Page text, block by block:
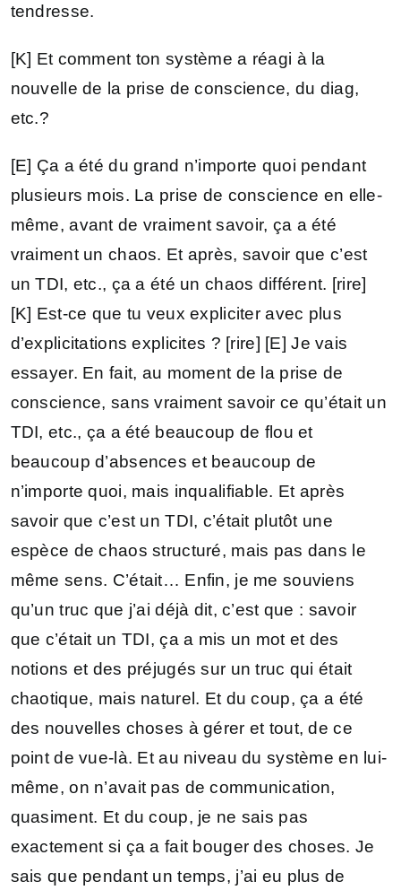
tendresse.
[K] Et comment ton système a réagi à la
nouvelle de la prise de conscience, du diag,
etc.?
[E] Ça a été du grand n’importe quoi pendant
plusieurs mois. La prise de conscience en elle-
même, avant de vraiment savoir, ça a été
vraiment un chaos. Et après, savoir que c’est
un TDI, etc., ça a été un chaos différent. [rire]
[K] Est-ce que tu veux expliciter avec plus
d’explicitations explicites ? [rire] [E] Je vais
essayer. En fait, au moment de la prise de
conscience, sans vraiment savoir ce qu’était un
TDI, etc., ça a été beaucoup de flou et
beaucoup d’absences et beaucoup de
n’importe quoi, mais inqualifiable. Et après
savoir que c’est un TDI, c’était plutôt une
espèce de chaos structuré, mais pas dans le
même sens. C’était… Enfin, je me souviens
qu’un truc que j’ai déjà dit, c’est que : savoir
que c’était un TDI, ça a mis un mot et des
notions et des préjugés sur un truc qui était
chaotique, mais naturel. Et du coup, ça a été
des nouvelles choses à gérer et tout, de ce
point de vue-là. Et au niveau du système en lui-
même, on n’avait pas de communication,
quasiment. Et du coup, je ne sais pas
exactement si ça a fait bouger des choses. Je
sais que pendant un temps, j’ai eu plus de